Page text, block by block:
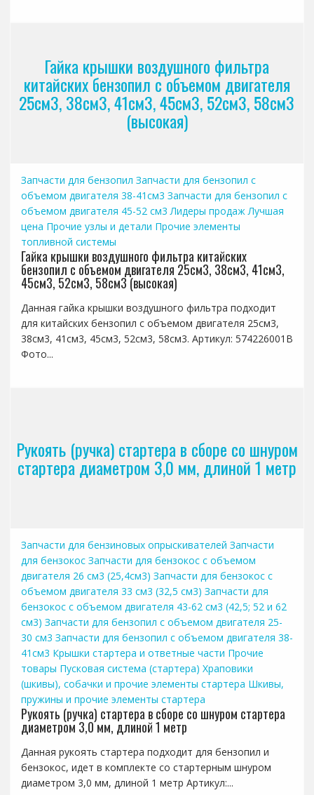
Гайка крышки воздушного фильтра
китайских бензопил с объемом двигателя
25см3, 38см3, 41см3, 45см3, 52см3, 58см3
(высокая)
Запчасти для бензопил Запчасти для бензопил с
объемом двигателя 38-41см3 Запчасти для бензопил с
объемом двигателя 45-52 см3 Лидеры продаж Лучшая
цена Прочие узлы и детали Прочие элементы
топливной системы
Гайка крышки воздушного фильтра китайских
бензопил с объемом двигателя 25см3, 38см3, 41см3,
45см3, 52см3, 58см3 (высокая)
Данная гайка крышки воздушного фильтра подходит
для китайских бензопил с объемом двигателя 25см3,
38см3, 41см3, 45см3, 52см3, 58см3. Артикул: 574226001B
Фото...
Рукоять (ручка) стартера в сборе со шнуром
стартера диаметром 3,0 мм, длиной 1 метр
Запчасти для бензиновых опрыскивателей Запчасти
для бензокос Запчасти для бензокос с объемом
двигателя 26 см3 (25,4см3) Запчасти для бензокос с
объемом двигателя 33 см3 (32,5 см3) Запчасти для
бензокос с объемом двигателя 43-62 см3 (42,5; 52 и 62
см3) Запчасти для бензопил с объемом двигателя 25-
30 см3 Запчасти для бензопил с объемом двигателя 38-
41см3 Крышки стартера и ответные части Прочие
товары Пусковая система (стартера) Храповики
(шкивы), собачки и прочие элементы стартера Шкивы,
пружины и прочие элементы стартера
Рукоять (ручка) стартера в сборе со шнуром стартера
диаметром 3,0 мм, длиной 1 метр
Данная рукоять стартера подходит для бензопил и
бензокос, идет в комплекте со стартерным шнуром
диаметром 3,0 мм, длиной 1 метр Артикул:...